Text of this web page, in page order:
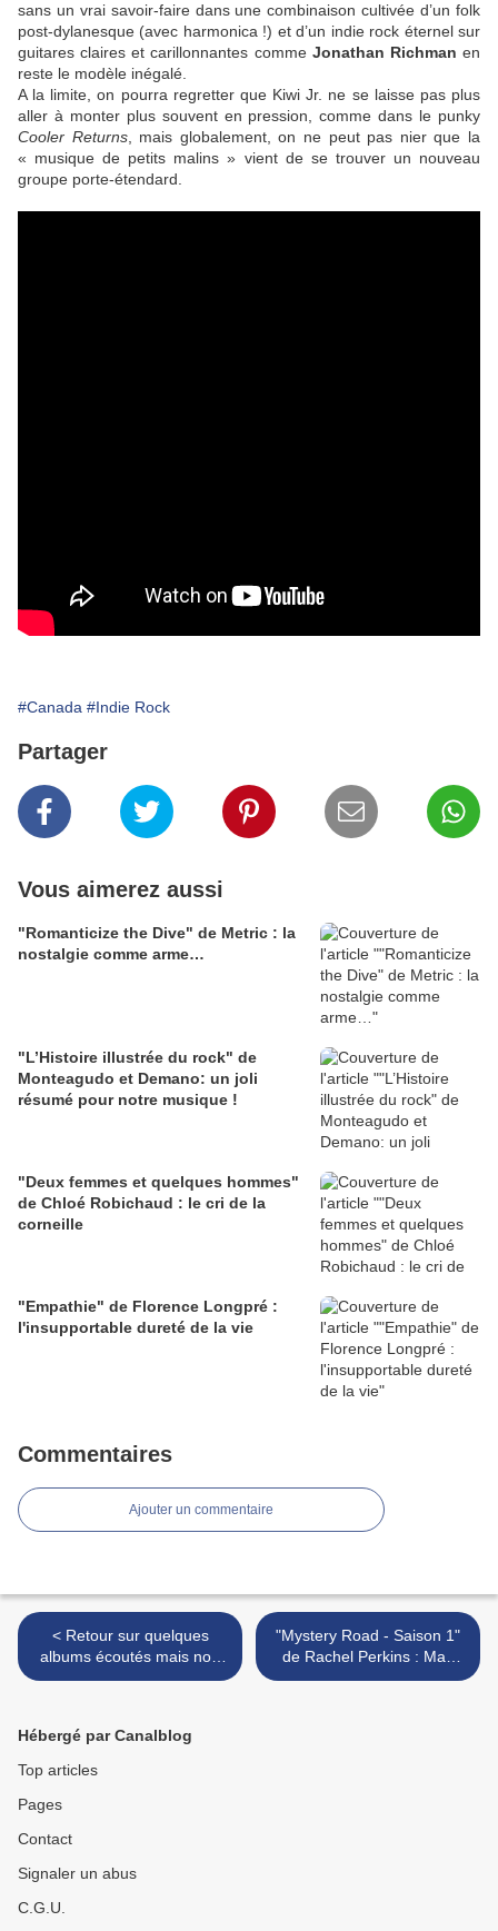
sans un vrai savoir-faire dans une combinaison cultivée d’un folk
post-dylanesque (avec harmonica !) et d’un indie rock éternel sur
guitares claires et carillonnantes comme Jonathan Richman en
reste le modèle inégalé.
A la limite, on pourra regretter que Kiwi Jr. ne se laisse pas plus
aller à monter plus souvent en pression, comme dans le punky
Cooler Returns, mais globalement, on ne peut pas nier que la
« musique de petits malins » vient de se trouver un nouveau
groupe porte-étendard.
#Canada #Indie Rock
Partager
Vous aimerez aussi
"Romanticize the Dive" de Metric : la
nostalgie comme arme…
"L’Histoire illustrée du rock" de
Monteagudo et Demano: un joli
résumé pour notre musique !
"Deux femmes et quelques hommes"
de Chloé Robichaud : le cri de la
corneille
"Empathie" de Florence Longpré :
l'insupportable dureté de la vie
Commentaires
Ajouter un commentaire
< Retour sur quelques
albums écoutés mais non
chroniqués en 2020 : "For
"Mystery Road - Saison 1"
de Rachel Perkins : Mad
Jay >
Hébergé par Canalblog
Top articles
Pages
Contact
Signaler un abus
C.G.U.